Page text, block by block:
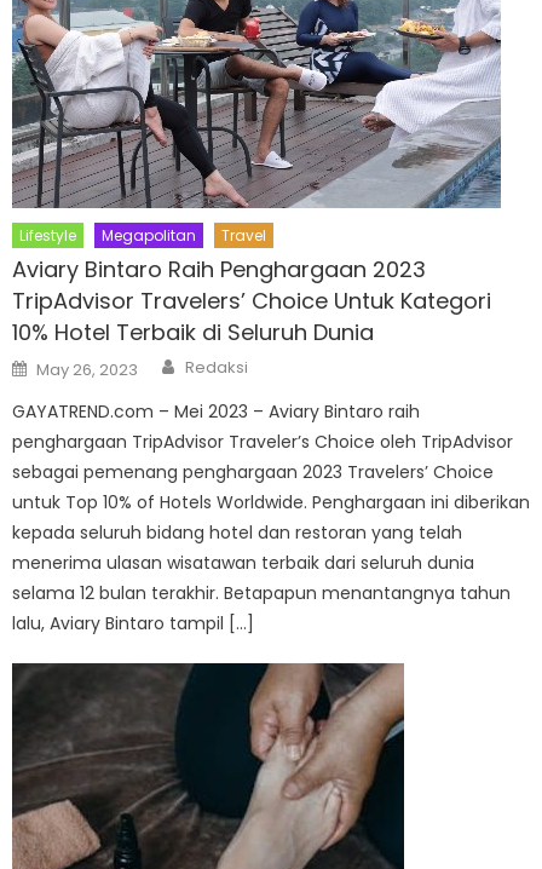
Lifestyle Megapolitan Travel
Aviary Bintaro Raih Penghargaan 2023
TripAdvisor Travelers’ Choice Untuk Kategori
10% Hotel Terbaik di Seluruh Dunia
Posted
on
May 26, 2023 Author
Redaksi
GAYATREND.com – Mei 2023 – Aviary Bintaro raih
penghargaan TripAdvisor Traveler’s Choice oleh TripAdvisor
sebagai pemenang penghargaan 2023 Travelers’ Choice
untuk Top 10% of Hotels Worldwide. Penghargaan ini diberikan
kepada seluruh bidang hotel dan restoran yang telah
menerima ulasan wisatawan terbaik dari seluruh dunia
selama 12 bulan terakhir. Betapapun menantangnya tahun
lalu, Aviary Bintaro tampil […]